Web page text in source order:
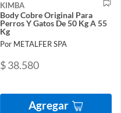
KIMBA
Body Cobre Original Para
Perros Y Gatos De 50 Kg A 55
Kg
Por METALFER SPA
$ 38.580
Agregar